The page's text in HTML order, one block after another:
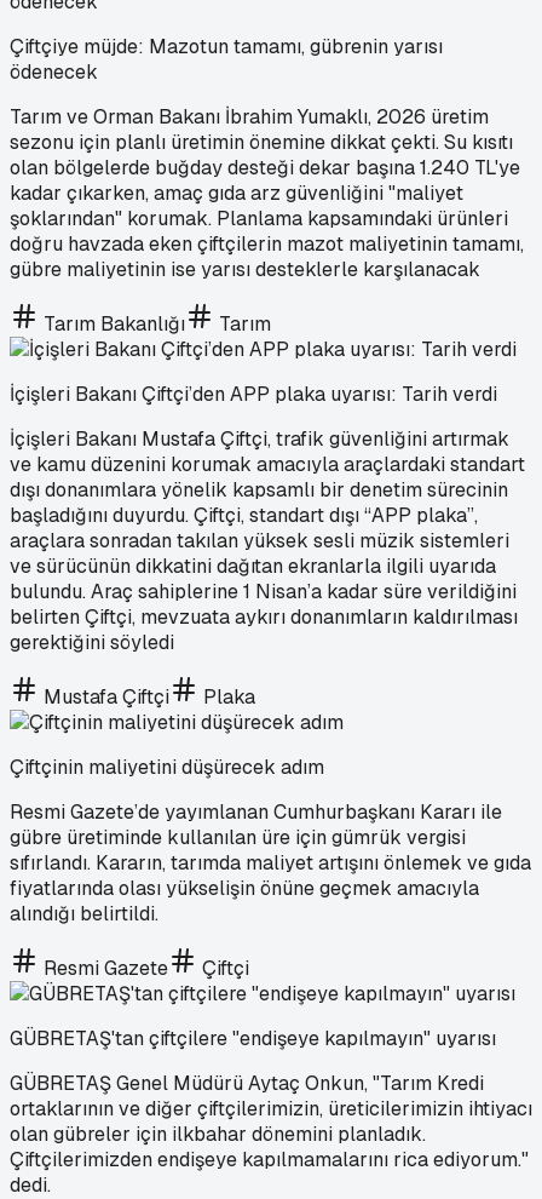
Çiftçiye müjde: Mazotun tamamı, gübrenin yarısı
ödenecek
Tarım ve Orman Bakanı İbrahim Yumaklı, 2026 üretim
sezonu için planlı üretimin önemine dikkat çekti. Su kısıtı
olan bölgelerde buğday desteği dekar başına 1.240 TL'ye
kadar çıkarken, amaç gıda arz güvenliğini "maliyet
şoklarından" korumak. Planlama kapsamındaki ürünleri
doğru havzada eken çiftçilerin mazot maliyetinin tamamı,
gübre maliyetinin ise yarısı desteklerle karşılanacak
Tarım Bakanlığı Tarım
İçişleri Bakanı Çiftçi’den APP plaka uyarısı: Tarih verdi
İçişleri Bakanı Mustafa Çiftçi, trafik güvenliğini artırmak
ve kamu düzenini korumak amacıyla araçlardaki standart
dışı donanımlara yönelik kapsamlı bir denetim sürecinin
başladığını duyurdu. Çiftçi, standart dışı “APP plaka”,
araçlara sonradan takılan yüksek sesli müzik sistemleri
ve sürücünün dikkatini dağıtan ekranlarla ilgili uyarıda
bulundu. Araç sahiplerine 1 Nisan’a kadar süre verildiğini
belirten Çiftçi, mevzuata aykırı donanımların kaldırılması
gerektiğini söyledi
Mustafa Çiftçi Plaka
Çiftçinin maliyetini düşürecek adım
Resmi Gazete’de yayımlanan Cumhurbaşkanı Kararı ile
gübre üretiminde kullanılan üre için gümrük vergisi
sıfırlandı. Kararın, tarımda maliyet artışını önlemek ve gıda
fiyatlarında olası yükselişin önüne geçmek amacıyla
alındığı belirtildi.
Resmi Gazete Çiftçi
GÜBRETAŞ'tan çiftçilere "endişeye kapılmayın" uyarısı
GÜBRETAŞ Genel Müdürü Aytaç Onkun, "Tarım Kredi
ortaklarının ve diğer çiftçilerimizin, üreticilerimizin ihtiyacı
olan gübreler için ilkbahar dönemini planladık.
Çiftçilerimizden endişeye kapılmamalarını rica ediyorum."
dedi.